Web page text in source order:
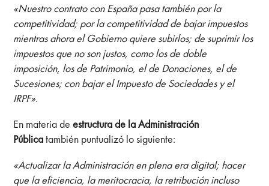
«Nuestro contrato con España pasa también por la
competitividad; por la competitividad de bajar impuestos
mientras ahora el Gobierno quiere subirlos; de suprimir los
impuestos que no son justos, como los de doble
imposición, los de Patrimonio, el de Donaciones, el de
Sucesiones; con bajar el Impuesto de Sociedades y el
IRPF».
En materia deestructura de la Administración
Públicatambién puntualizó lo siguiente:
«Actualizar la Administración en plena era digital; hacer
que la eficiencia, la meritocracia, la retribución incluso